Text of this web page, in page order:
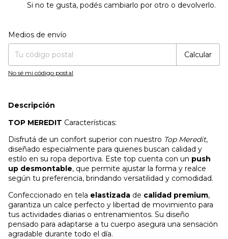
Si no te gusta, podés cambiarlo por otro o devolverlo.
Entregas para el CP:
Medios de envío
Calcular
No sé mi código postal
Descripción
TOP MEREDIT Características:
Disfrutá de un confort superior con nuestro Top Meredit,
diseñado especialmente para quienes buscan calidad y
estilo en su ropa deportiva. Este top cuenta con un push
up desmontable, que permite ajustar la forma y realce
según tu preferencia, brindando versatilidad y comodidad.
Confeccionado en tela elastizada de calidad premium,
garantiza un calce perfecto y libertad de movimiento para
tus actividades diarias o entrenamientos. Su diseño
pensado para adaptarse a tu cuerpo asegura una sensación
agradable durante todo el día.